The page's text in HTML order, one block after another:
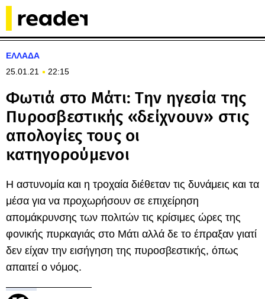
ΕΛΛΑΔΑ
25.01.21
22:15
Φωτιά στο Μάτι: Την ηγεσία της
Πυροσβεστικής «δείχνουν» στις
απολογίες τους οι
κατηγορούμενοι
Η αστυνομία και η τροχαία διέθεταν τις δυνάμεις και τα
μέσα για να προχωρήσουν σε επιχείρηση
απομάκρυνσης των πολιτών τις κρίσιμες ώρες της
φονικής πυρκαγιάς στο Μάτι αλλά δε το έπραξαν γιατί
δεν είχαν την εισήγηση της πυροσβεστικής, όπως
απαιτεί ο νόμος.